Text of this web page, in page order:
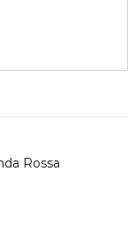
Rossa